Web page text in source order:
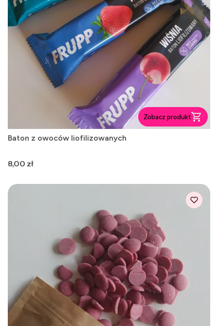
Zobacz produkt
Baton z owoców liofilizowanych
Cena
8,00 zł